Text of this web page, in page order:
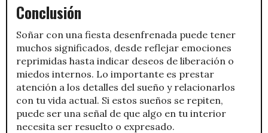
Conclusión
Soñar con una fiesta desenfrenada puede tener
muchos significados, desde reflejar emociones
reprimidas hasta indicar deseos de liberación o
miedos internos. Lo importante es prestar
atención a los detalles del sueño y relacionarlos
con tu vida actual. Si estos sueños se repiten,
puede ser una señal de que algo en tu interior
necesita ser resuelto o expresado.